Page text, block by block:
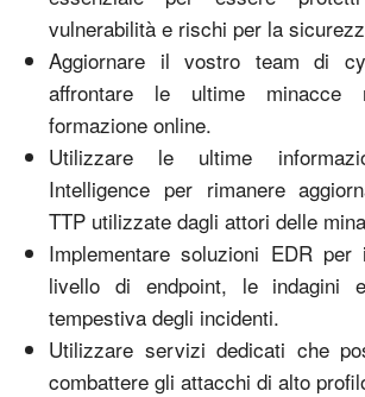
vulnerabilità e rischi per la
Aggiornare il vostro team di
affrontare le ultime
formazione online.
Utilizzare le ultime
Intelligence per rimanere
TTP utilizzate dagli attori delle
Implementare soluzioni EDR
livello di endpoint, le indagini
tempestiva degli incidenti.
Utilizzare servizi dedicati che
combattere gli attacchi di alto